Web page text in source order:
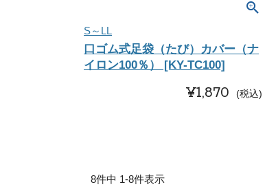
S～LL
口ゴム式足袋（たび）カバー（ナ
イロン100％） [KY-TC100]
¥1,870 税込
8件中 1-8件表示